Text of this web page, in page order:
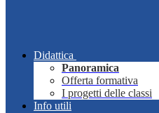
Didattica
Panoramica
Offerta formativa
I progetti delle classi
Info utili